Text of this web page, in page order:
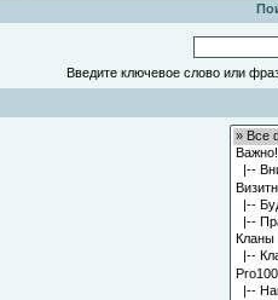
Введите ключевое слово или